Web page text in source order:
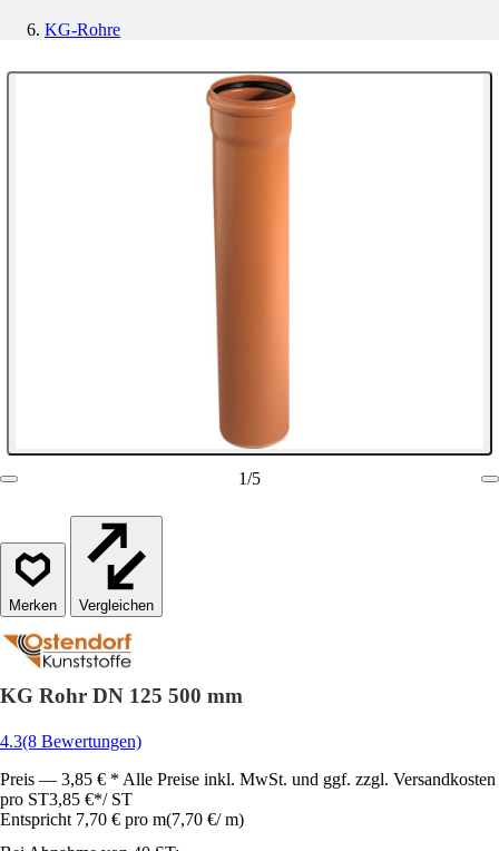
KG-Rohre
1/5
Vergleichen
KG Rohr DN 125 500 mm
4.3(8 Bewertungen)
Preis — 3,85 € * Alle Preise inkl. MwSt. und ggf. zzgl. Versandkosten
pro ST3,85 €*/ ST
Entspricht 7,70 € pro m(7,70 €/ m)